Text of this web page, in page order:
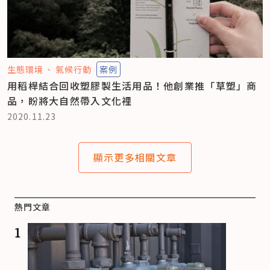
生態環境 氣候行動 案例
用稻桿結合回收塑膠製生活用品！他創業推「草塑」商
品，盼將大自然帶入文化裡
2020.11.23
顯示更多相關文章
熱門文章
1